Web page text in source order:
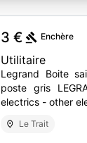
3 € Enchère
Utilitaire
Legrand Boite
poste gris
electrics - other
Le Trait